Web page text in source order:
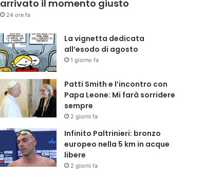
arrivato il momento giusto
24 ore fa
La vignetta dedicata
all’esodo di agosto
1 giorno fa
Patti Smith e l’incontro con
Papa Leone: Mi farà sorridere
sempre
2 giorni fa
Infinito Paltrinieri: bronzo
europeo nella 5 km in acque
libere
2 giorni fa